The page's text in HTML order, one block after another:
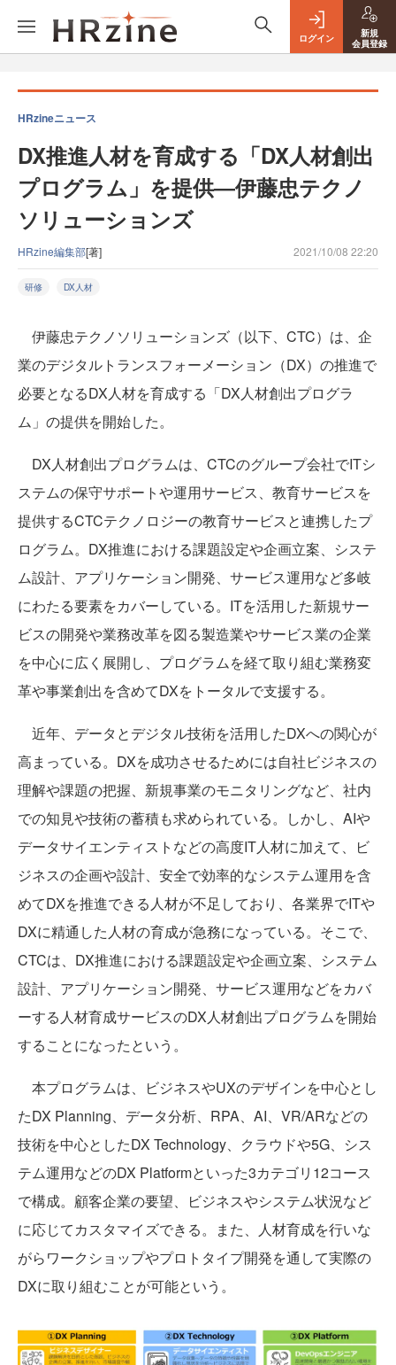
ログイン
新規
会員登録
HRzineニュース
DX推進人材を育成する「DX人材創出
プログラム」を提供―伊藤忠テクノ
ソリューションズ
HRzine編集部[著] 2021/10/08 22:20
研修 DX人材
伊藤忠テクノソリューションズ（以下、CTC）は、企
業のデジタルトランスフォーメーション（DX）の推進で
必要となるDX人材を育成する「DX人材創出プログラ
ム」の提供を開始した。
DX人材創出プログラムは、CTCのグループ会社でITシ
ステムの保守サポートや運用サービス、教育サービスを
提供するCTCテクノロジーの教育サービスと連携したプ
ログラム。DX推進における課題設定や企画立案、システ
ム設計、アプリケーション開発、サービス運用など多岐
にわたる要素をカバーしている。ITを活用した新規サー
ビスの開発や業務改革を図る製造業やサービス業の企業
を中心に広く展開し、プログラムを経て取り組む業務変
革や事業創出を含めてDXをトータルで支援する。
近年、データとデジタル技術を活用したDXへの関心が
高まっている。DXを成功させるためには自社ビジネスの
理解や課題の把握、新規事業のモニタリングなど、社内
での知見や技術の蓄積も求められている。しかし、AIや
データサイエンティストなどの高度IT人材に加えて、ビ
ジネスの企画や設計、安全で効率的なシステム運用を含
めてDXを推進できる人材が不足しており、各業界でITや
DXに精通した人材の育成が急務になっている。そこで、
CTCは、DX推進における課題設定や企画立案、システム
設計、アプリケーション開発、サービス運用などをカバ
ーする人材育成サービスのDX人材創出プログラムを開始
することになったという。
本プログラムは、ビジネスやUXのデザインを中心とし
たDX Planning、データ分析、RPA、AI、VR/ARなどの
技術を中心としたDX Technology、クラウドや5G、シス
テム運用などのDX Platformといった3カテゴリ12コース
で構成。顧客企業の要望、ビジネスやシステム状況など
に応じてカスタマイズできる。また、人材育成を行いな
がらワークショップやプロトタイプ開発を通して実際の
DXに取り組むことが可能という。